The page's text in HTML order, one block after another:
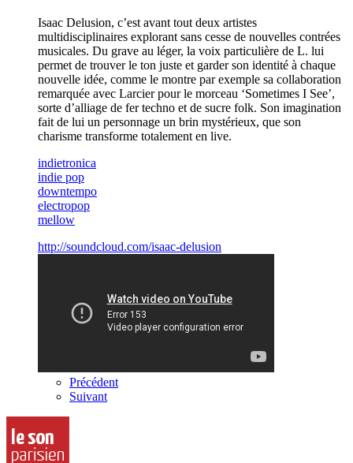
Isaac Delusion, c’est avant tout deux artistes
multidisciplinaires explorant sans cesse de nouvelles contrées
musicales. Du grave au léger, la voix particulière de L. lui
permet de trouver le ton juste et garder son identité à chaque
nouvelle idée, comme le montre par exemple sa collaboration
remarquée avec Larcier pour le morceau ‘Sometimes I See’,
sorte d’alliage de fer techno et de sucre folk. Son imagination
fait de lui un personnage un brin mystérieux, que son
charisme transforme totalement en live.
indietronica
indie pop
downtempo
electropop
mellow
http://soundcloud.com/isaac-delusion
Précédent
Suivant